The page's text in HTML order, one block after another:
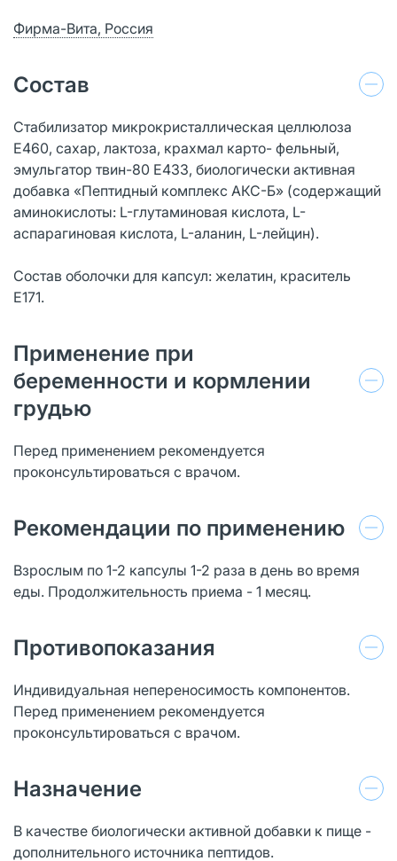
Фирма-Вита, Россия
Состав
Стабилизатор микрокристаллическая целлюлоза
Е460, сахар, лактоза, крахмал карто- фельный,
эмульгатор твин-80 Е433, биологически активная
добавка «Пептидный комплекс АКС-Б» (содержащий
аминокислоты: L-глутаминовая кислота, L-
аспарагиновая кислота, L-аланин, L-лейцин).
Состав оболочки для капсул: желатин, краситель
Е171.
Применение при
беременности и кормлении
грудью
Перед применением рекомендуется
проконсультироваться с врачом.
Рекомендации по применению
Взрослым по 1-2 капсулы 1-2 раза в день во время
еды. Продолжительность приема - 1 месяц.
Противопоказания
Индивидуальная непереносимость компонентов.
Перед применением рекомендуется
проконсультироваться с врачом.
Назначение
В качестве биологически активной добавки к пище -
дополнительного источника пептидов.